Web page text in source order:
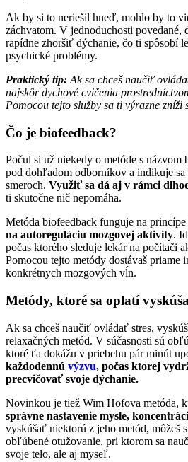
Ak by si to neriešil hneď, mohlo by to
záchvatom. V jednoduchosti povedané,
rapídne zhoršiť dýchanie, čo ti spôsobí
psychické problémy.
Praktický tip: Ak sa chceš naučiť
najskôr dychové cvičenia
Pomocou tejto služby sa ti výrazne zníži
Čo je biofeedback?
Počul si už niekedy o metóde s názvom
pod dohľadom odborníkov a indikuje sa
smeroch. Využiť sa dá aj v rámci
ti skutočne nič nepomáha.
Metóda biofeedback funguje na
na autoreguláciu mozgovej aktivity.
počas ktorého sleduje lekár na počítači
Pomocou tejto metódy dostávaš priame
konkrétnych mozgových vĺn.
Metódy, ktoré sa oplatí
Ak sa chceš naučiť ovládať stres,
relaxačných metód. V súčasnosti sú
ktoré ťa dokážu v priebehu pár minút
každodennú výzvu, počas ktorej
precvičovať svoje dýchanie.
Novinkou je tiež Wim Hofova metóda,
správne nastavenie mysle,
vyskúšať niektorú z jeho metód, môžeš
obľúbené otužovanie, pri ktorom sa
svoje telo, ale aj myseľ.